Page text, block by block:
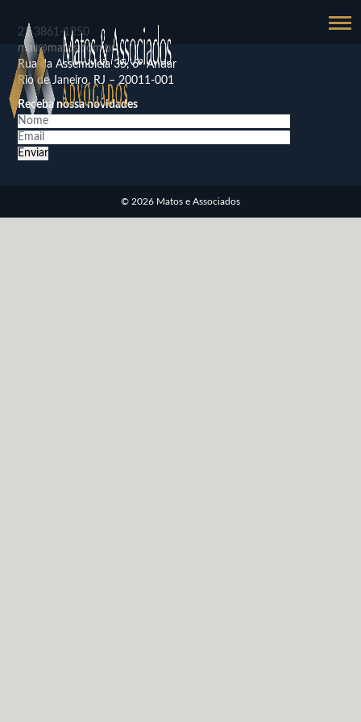
21 3861-1250
mail@matos.com.br
Rua da Assembléia 35, 6º Andar
Rio de Janeiro, RJ – 20011-001
Receba nossa novidades
© 2026 Matos e Associados